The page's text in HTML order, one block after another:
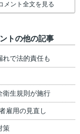
メント全文を見る
トの他の記事
で法的責任も
衛生規則が施行
雇用の見直し
策